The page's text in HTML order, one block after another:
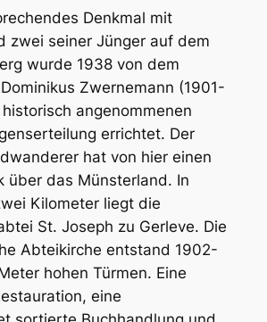
Denkmal mit
zwei seiner Jünger auf dem
wurde 1938 von dem
Zwernemann (1901-
angenommenen
errichtet. Der
hat von hier einen
über das Münsterland. In
Kilometer liegt die
St. Joseph zu Gerleve. Die
Abteikirche entstand 1902-
hohen Türmen. Eine
eine